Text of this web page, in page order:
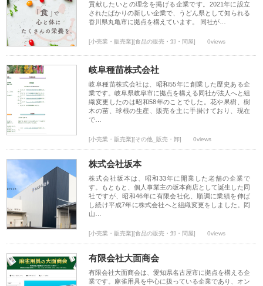
貢献したいとの理念を掲げる企業です。2021年に設立
されたばかりの新しい企業で、うどん県として知られる
香川県丸亀市に拠点を構えています。 同社が…
[小売業・販売業][食品の販売・卸・問屋] 0views
岐阜種苗株式会社
岐阜種苗株式会社は、昭和55年に創業した歴史ある企
業です。岐阜県岐阜市に拠点を構える同社が法人へと組
織変更したのは昭和58年のことでした。花や果樹、樹
木の苗、球根の生産、販売を主に手掛けており、現在
で…
[小売業・販売業][その他_販売・卸] 0views
株式会社坂本
株式会社坂本は、昭和33年に開業した老舗の企業で
す。もともと、個人事業主の坂本商店として誕生した同
社ですが、昭和46年に有限会社化、順調に業績を伸ば
し続け平成7年に株式会社へと組織変更をしました。岡
山…
[小売業・販売業][食品の販売・卸・問屋] 0views
有限会社大面商会
有限会社大面商会は、愛知県名古屋市に拠点を構える企
業です。麻雀用具を中心に扱っている企業であり、オン